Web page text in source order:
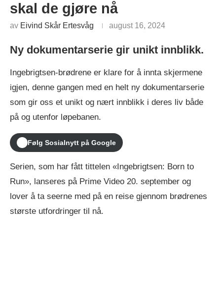
skal de gjøre nå
av Eivind Skår Ertesvåg august 16, 2024
Ny dokumentarserie gir unikt innblikk.
Ingebrigtsen-brødrene er klare for å innta skjermene
igjen, denne gangen med en helt ny dokumentarserie
som gir oss et unikt og nært innblikk i deres liv både
på og utenfor løpebanen.
Følg Sosialnytt på Google
Serien, som har fått tittelen «Ingebrigtsen: Born to
Run», lanseres på Prime Video 20. september og
lover å ta seerne med på en reise gjennom brødrenes
største utfordringer til nå.